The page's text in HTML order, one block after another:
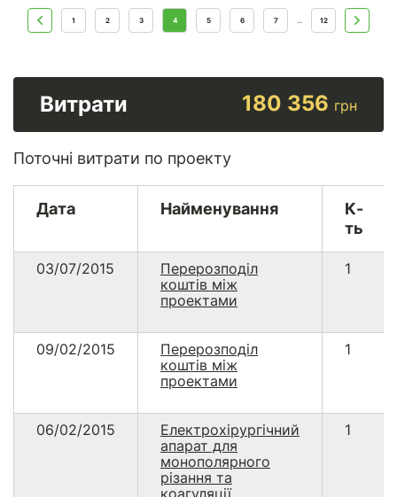
1 2 3 4 5 6 7 ... 12
Витрати 180 356 грн
Поточні витрати по проекту
Дата Найменування
К-
ть
03/07/2015
Перерозподіл
коштів між
проектами
1
09/02/2015
Перерозподіл
коштів між
проектами
1
06/02/2015
Електрохірургічний
апарат для
монополярного
різання та
1